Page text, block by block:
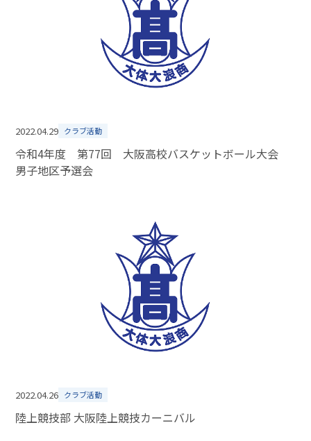
2022.04.29 クラブ活動
令和4年度 第77回 大阪高校バスケットボール大会
男子地区予選会
2022.04.26 クラブ活動
陸上競技部 大阪陸上競技カーニバル